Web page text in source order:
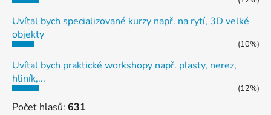
Uvítal bych specializované kurzy např. na rytí, 3D velké
objekty
(10%)
Uvítal bych praktické workshopy např. plasty, nerez,
hliník,...
(12%)
Počet hlasů: 631